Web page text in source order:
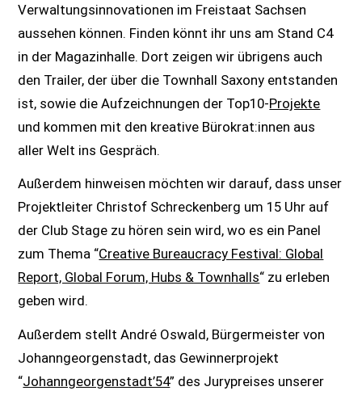
Verwaltungsinnovationen im Freistaat Sachsen
aussehen können. Finden könnt ihr uns am Stand C4
in der Magazinhalle. Dort zeigen wir übrigens auch
den Trailer, der über die Townhall Saxony entstanden
ist, sowie die Aufzeichnungen der Top10-Projekte
und kommen mit den kreative Bürokrat:innen aus
aller Welt ins Gespräch.
Außerdem hinweisen möchten wir darauf, dass unser
Projektleiter Christof Schreckenberg um 15 Uhr auf
der Club Stage zu hören sein wird, wo es ein Panel
zum Thema “Creative Bureaucracy Festival: Global
Report, Global Forum, Hubs & Townhalls“ zu erleben
geben wird.
Außerdem stellt André Oswald, Bürgermeister von
Johanngeorgenstadt, das Gewinnerprojekt
“Johanngeorgenstadt’54” des Jurypreises unserer